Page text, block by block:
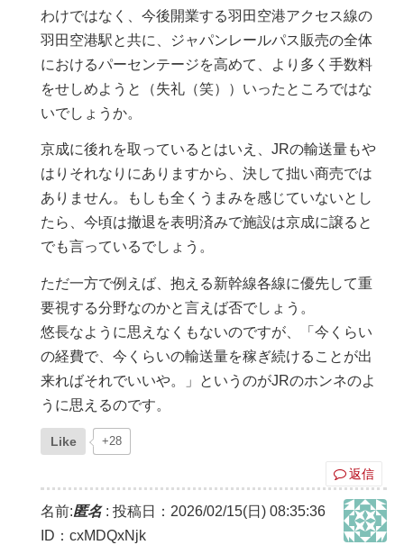
わけではなく、今後開業する羽田空港アクセス線の
羽田空港駅と共に、ジャパンレールパス販売の全体
におけるパーセンテージを高めて、より多く手数料
をせしめようと（失礼（笑））いったところではな
いでしょうか。
京成に後れを取っているとはいえ、JRの輸送量もや
はりそれなりにありますから、決して拙い商売では
ありません。もしも全くうまみを感じていないとし
たら、今頃は撤退を表明済みで施設は京成に譲ると
でも言っているでしょう。
ただ一方で例えば、抱える新幹線各線に優先して重
要視する分野なのかと言えば否でしょう。
悠長なように思えなくもないのですが、「今くらい
の経費で、今くらいの輸送量を稼ぎ続けることが出
来ればそれでいいや。」というのがJRのホンネのよ
うに思えるのです。
Like +28
返信
名前:匿名: 投稿日：2026/02/15(日) 08:35:36
ID：cxMDQxNjk